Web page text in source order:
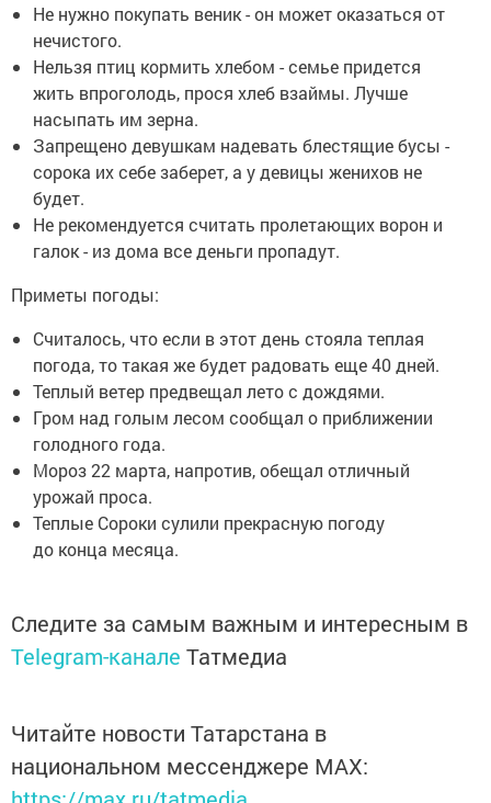
Не нужно покупать веник - он может оказаться от
нечистого.
Нельзя птиц кормить хлебом - семье придется
жить впроголодь, прося хлеб взаймы. Лучше
насыпать им зерна.
Запрещено девушкам надевать блестящие бусы -
сорока их себе заберет, а у девицы женихов не
будет.
Не рекомендуется считать пролетающих ворон и
галок - из дома все деньги пропадут.
Приметы погоды:
Считалось, что если в этот день стояла теплая
погода, то такая же будет радовать еще 40 дней.
Теплый ветер предвещал лето с дождями.
Гром над голым лесом сообщал о приближении
голодного года.
Мороз 22 марта, напротив, обещал отличный
урожай проса.
Теплые Cороки сулили прекрасную погоду
до конца месяца.
Следите за самым важным и интересным в
Telegram-канале Татмедиа
Читайте новости Татарстана в
национальном мессенджере MАХ: